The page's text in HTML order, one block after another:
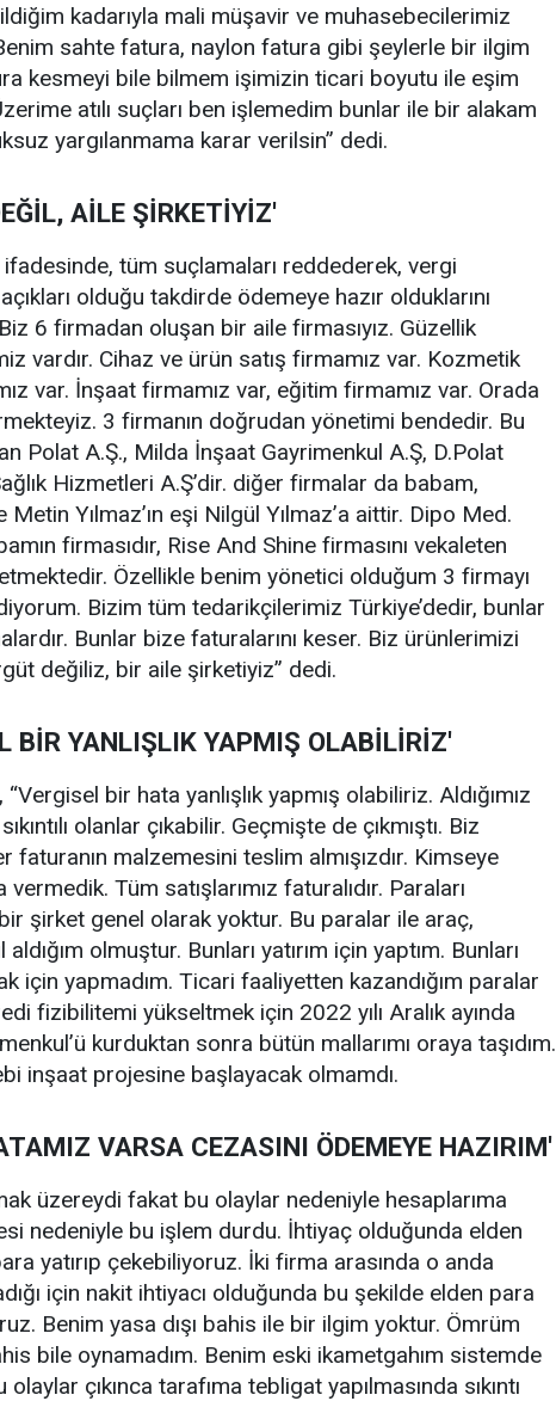
kadarıyla mali müşavir ve muhasebecilerimiz
sahte fatura, naylon fatura gibi şeylerle bir ilgim
kesmeyi bile bilmem işimizin ticari boyutu ile eşim
atılı suçları ben işlemedim bunlar ile bir alakam
yargılanmama karar verilsin” dedi.
AİLE ŞİRKETİYİZ'
tüm suçlamaları reddederek, vergi
olduğu takdirde ödemeye hazır olduklarını
6 firmadan oluşan bir aile firmasıyız. Güzellik
vardır. Cihaz ve ürün satış firmamız var. Kozmetik
var. İnşaat firmamız var, eğitim firmamız var. Orada
3 firmanın doğrudan yönetimi bendedir. Bu
Polat A.Ş., Milda İnşaat Gayrimenkul A.Ş, D.Polat
Hizmetleri A.Ş’dir. diğer firmalar da babam,
Yılmaz’ın eşi Nilgül Yılmaz’a aittir. Dipo Med.
firmasıdır, Rise And Shine firmasını vekaleten
Özellikle benim yönetici olduğum 3 firmayı
Bizim tüm tedarikçilerimiz Türkiye’dedir, bunlar
Bunlar bize faturalarını keser. Biz ürünlerimizi
değiliz, bir aile şirketiyiz” dedi.
BİR YANLIŞLIK YAPMIŞ OLABİLİRİZ'
bir hata yanlışlık yapmış olabiliriz. Aldığımız
olanlar çıkabilir. Geçmişte de çıkmıştı. Biz
faturanın malzemesini teslim almışızdır. Kimseye
Tüm satışlarımız faturalıdır. Paraları
şirket genel olarak yoktur. Bu paralar ile araç,
olmuştur. Bunları yatırım için yaptım. Bunları
için yapmadım. Ticari faaliyetten kazandığım paralar
fizibilitemi yükseltmek için 2022 yılı Aralık ayında
kurduktan sonra bütün mallarımı oraya taşıdım.
inşaat projesine başlayacak olmamdı.
VARSA CEZASINI ÖDEMEYE HAZIRIM'
üzereydi fakat bu olaylar nedeniyle hesaplarıma
nedeniyle bu işlem durdu. İhtiyaç olduğunda elden
yatırıp çekebiliyoruz. İki firma arasında o anda
için nakit ihtiyacı olduğunda bu şekilde elden para
Benim yasa dışı bahis ile bir ilgim yoktur. Ömrüm
bile oynamadım. Benim eski ikametgahım sistemde
olaylar çıkınca tarafıma tebligat yapılmasında sıkıntı